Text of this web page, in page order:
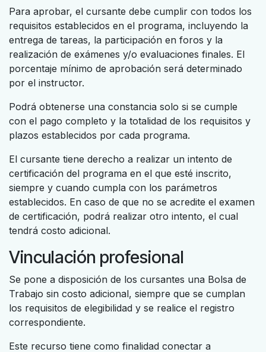
Para aprobar, el cursante debe cumplir con todos los
requisitos establecidos en el programa, incluyendo la
entrega de tareas, la participación en foros y la
realización de exámenes y/o evaluaciones finales. El
porcentaje mínimo de aprobación será determinado
por el instructor.
Podrá obtenerse una constancia solo si se cumple
con el pago completo y la totalidad de los requisitos y
plazos establecidos por cada programa.
El cursante tiene derecho a realizar un intento de
certificación del programa en el que esté inscrito,
siempre y cuando cumpla con los parámetros
establecidos. En caso de que no se acredite el examen
de certificación, podrá realizar otro intento, el cual
tendrá costo adicional.
Vinculación profesional
Se pone a disposición de los cursantes una Bolsa de
Trabajo sin costo adicional, siempre que se cumplan
los requisitos de elegibilidad y se realice el registro
correspondiente.
Este recurso tiene como finalidad conectar a